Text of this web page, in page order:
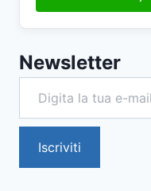
Newsletter
Digita la tua e-mail...
Iscriviti